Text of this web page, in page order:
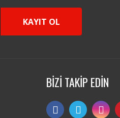
KAYIT OL
BİZİ TAKİP EDİN